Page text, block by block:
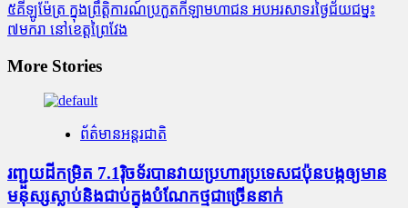
៥គីឡូម៉ែត្រ ក្នុងព្រឹត្តិការណ៍ប្រកួតកីឡាមហាជន អបអរសាទរថ្ងៃជ័យជម្នះ
៧មករា នៅខេត្តព្រៃវែង
More Stories
ព័ត៌មានអន្តរជាតិ
រញ្ជួយដីកម្រិត​ 7.1រ៉ិចទ័របានវាយប្រហារប្រទេសជប៉ុនបង្កឲ្យមាន
មនុស្សស្លាប់​និង​ជាប់ក្នុងបំណែកថ្មជាច្រើននាក់